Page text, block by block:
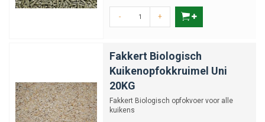
- +
Fakkert Biologisch
Kuikenopfokkruimel Uni
20KG
Fakkert Biologisch opfokvoer voor alle
kuikens